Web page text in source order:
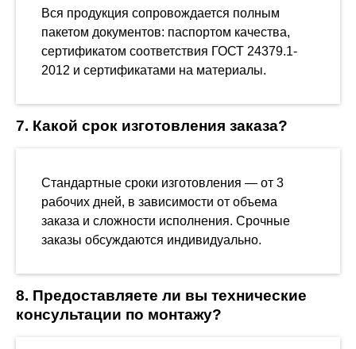
Вся продукция сопровождается полным
пакетом документов: паспортом качества,
сертификатом соответствия ГОСТ 24379.1-
2012 и сертификатами на материалы.
7. Какой срок изготовления заказа?
Стандартные сроки изготовления — от 3
рабочих дней, в зависимости от объема
заказа и сложности исполнения. Срочные
заказы обсуждаются индивидуально.
8. Предоставляете ли вы технические
консультации по монтажу?